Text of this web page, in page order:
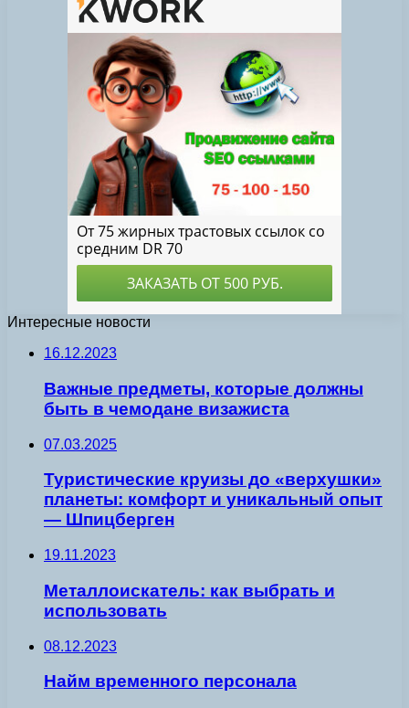
Интересные новости
16.12.2023
Важные предметы, которые должны
быть в чемодане визажиста
07.03.2025
Туристические круизы до «верхушки»
планеты: комфорт и уникальный опыт
— Шпицберген
19.11.2023
Металлоискатель: как выбрать и
использовать
08.12.2023
Найм временного персонала